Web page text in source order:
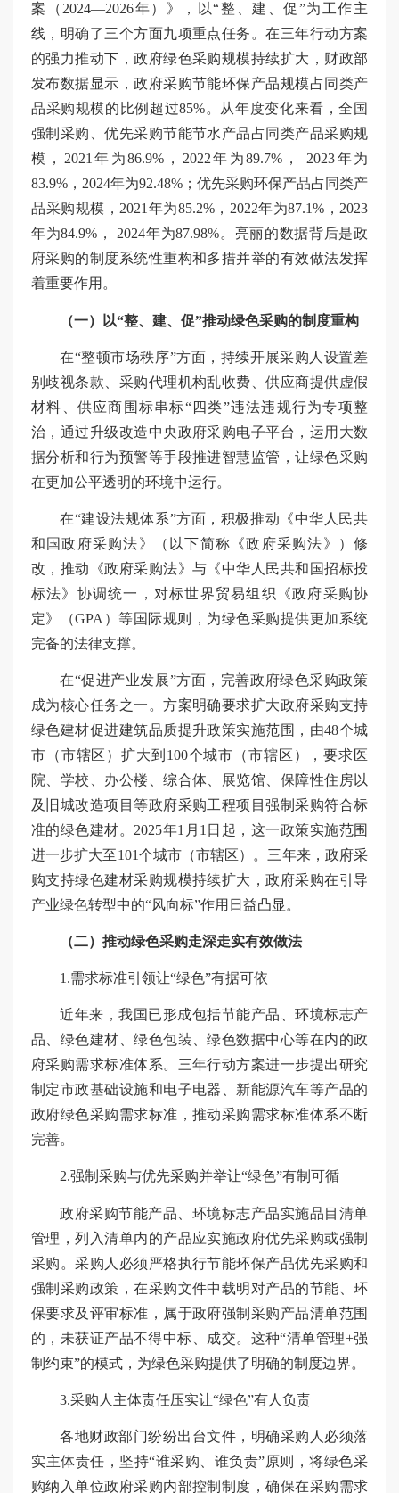
案（2024—2026年）》，以“整、建、促”为工作主
线，明确了三个方面九项重点任务。在三年行动方案
的强力推动下，政府绿色采购规模持续扩大，财政部
发布数据显示，政府采购节能环保产品规模占同类产
品采购规模的比例超过85%。从年度变化来看，全国
强制采购、优先采购节能节水产品占同类产品采购规
模，2021年为86.9%，2022年为89.7%， 2023年为
83.9%，2024年为92.48%；优先采购环保产品占同类产
品采购规模，2021年为85.2%，2022年为87.1%，2023
年为84.9%， 2024年为87.98%。亮丽的数据背后是政
府采购的制度系统性重构和多措并举的有效做法发挥
着重要作用。
（一）以“整、建、促”推动绿色采购的制度重构
在“整顿市场秩序”方面，持续开展采购人设置差
别歧视条款、采购代理机构乱收费、供应商提供虚假
材料、供应商围标串标“四类”违法违规行为专项整
治，通过升级改造中央政府采购电子平台，运用大数
据分析和行为预警等手段推进智慧监管，让绿色采购
在更加公平透明的环境中运行。
在“建设法规体系”方面，积极推动《中华人民共
和国政府采购法》（以下简称《政府采购法》）修
改，推动《政府采购法》与《中华人民共和国招标投
标法》协调统一，对标世界贸易组织《政府采购协
定》（GPA）等国际规则，为绿色采购提供更加系统
完备的法律支撑。
在“促进产业发展”方面，完善政府绿色采购政策
成为核心任务之一。方案明确要求扩大政府采购支持
绿色建材促进建筑品质提升政策实施范围，由48个城
市（市辖区）扩大到100个城市（市辖区），要求医
院、学校、办公楼、综合体、展览馆、保障性住房以
及旧城改造项目等政府采购工程项目强制采购符合标
准的绿色建材。2025年1月1日起，这一政策实施范围
进一步扩大至101个城市（市辖区）。三年来，政府采
购支持绿色建材采购规模持续扩大，政府采购在引导
产业绿色转型中的“风向标”作用日益凸显。
（二）推动绿色采购走深走实有效做法
1.需求标准引领让“绿色”有据可依
近年来，我国已形成包括节能产品、环境标志产
品、绿色建材、绿色包装、绿色数据中心等在内的政
府采购需求标准体系。三年行动方案进一步提出研究
制定市政基础设施和电子电器、新能源汽车等产品的
政府绿色采购需求标准，推动采购需求标准体系不断
完善。
2.强制采购与优先采购并举让“绿色”有制可循
政府采购节能产品、环境标志产品实施品目清单
管理，列入清单内的产品应实施政府优先采购或强制
采购。采购人必须严格执行节能环保产品优先采购和
强制采购政策，在采购文件中载明对产品的节能、环
保要求及评审标准，属于政府强制采购产品清单范围
的，未获证产品不得中标、成交。这种“清单管理+强
制约束”的模式，为绿色采购提供了明确的制度边界。
3.采购人主体责任压实让“绿色”有人负责
各地财政部门纷纷出台文件，明确采购人必须落
实主体责任，坚持“谁采购、谁负责”原则，将绿色采
购纳入单位政府采购内部控制制度，确保在采购需求